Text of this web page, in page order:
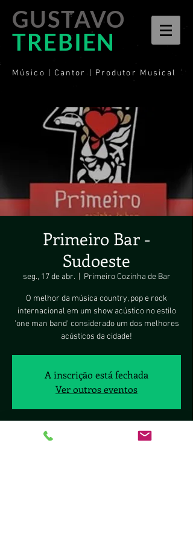
GUSTAVO
TREBIEN
Músico | Cantor | Produtor Musical
Primeiro Bar -
Sudoeste
seg., 17 de abr.
  |
Primeiro Cozinha de Bar
O melhor da música country, pop e rock
internacional em um show acústico no estilo
'one man band' considerado um dos melhores
acústicos da cidade!
A inscrição está fechada
Ver outros eventos
Horário e local